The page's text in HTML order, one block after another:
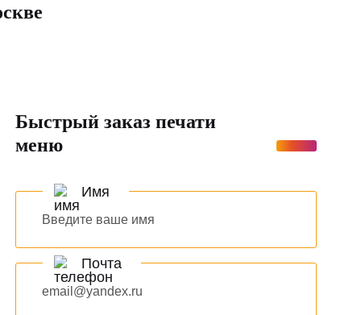
Быстрый заказ печати
меню
Имя
Почта